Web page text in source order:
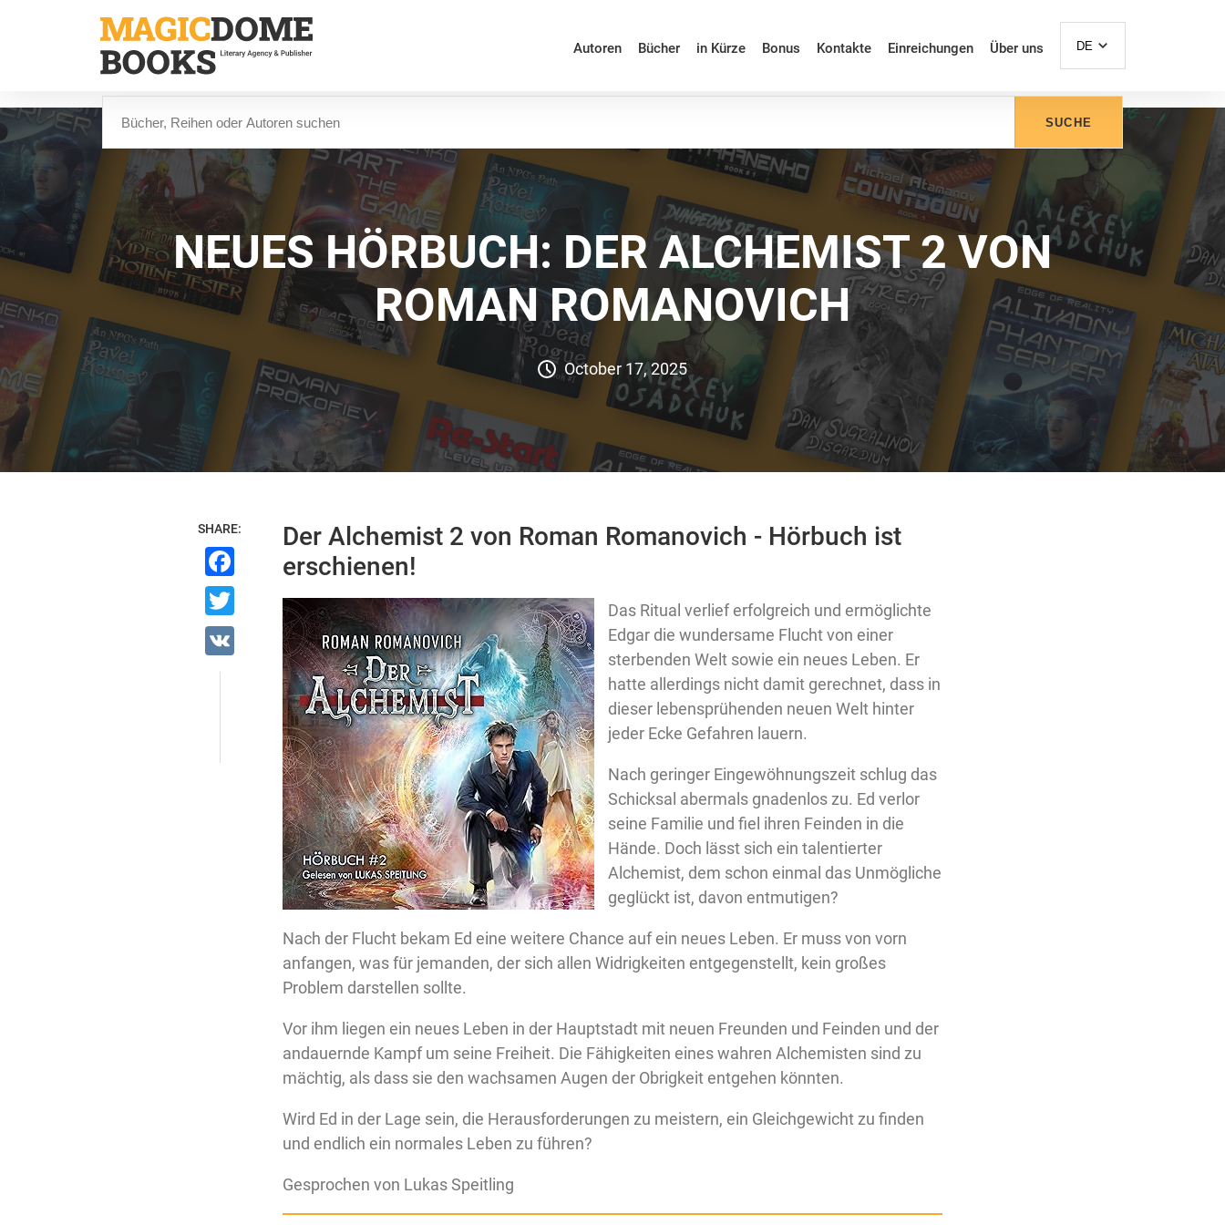
Autoren Bücher in Kürze Bonus Kontakte Einreichungen Über uns DE
SUCHE
NEUES HÖRBUCH: DER ALCHEMIST 2 VON
ROMAN ROMANOVICH
October 17, 2025
Der Alchemist 2 von Roman Romanovich - Hörbuch ist
erschienen!
Das Ritual verlief erfolgreich und ermöglichte
Edgar die wundersame Flucht von einer
sterbenden Welt sowie ein neues Leben. Er
hatte allerdings nicht damit gerechnet, dass in
dieser lebensprühenden neuen Welt hinter
jeder Ecke Gefahren lauern.
Nach geringer Eingewöhnungszeit schlug das
Schicksal abermals gnadenlos zu. Ed verlor
seine Familie und fiel ihren Feinden in die
Hände. Doch lässt sich ein talentierter
Alchemist, dem schon einmal das Unmögliche
geglückt ist, davon entmutigen?
Nach der Flucht bekam Ed eine weitere Chance auf ein neues Leben. Er muss von vorn
anfangen, was für jemanden, der sich allen Widrigkeiten entgegenstellt, kein großes
Problem darstellen sollte.
Vor ihm liegen ein neues Leben in der Hauptstadt mit neuen Freunden und Feinden und der
andauernde Kampf um seine Freiheit. Die Fähigkeiten eines wahren Alchemisten sind zu
mächtig, als dass sie den wachsamen Augen der Obrigkeit entgehen könnten.
Wird Ed in der Lage sein, die Herausforderungen zu meistern, ein Gleichgewicht zu finden
und endlich ein normales Leben zu führen?
Gesprochen von Lukas Speitling
SHARE:
Facebook
Twitter